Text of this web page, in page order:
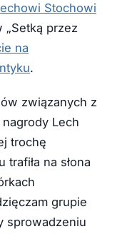
Stochowi
„Setką przez
na
.
związanych z
nagrody Lech
trochę
na słona
grupie
sprowadzeniu